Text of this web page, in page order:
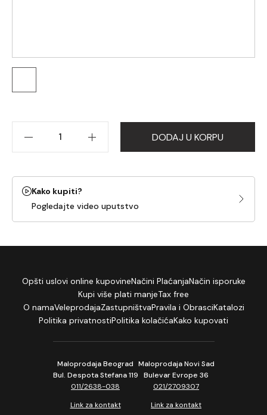
DODAJ U KORPU
Kako kupiti?
Pogledajte video uputstvo
Opšti uslovi online kupovineNačini PlaćanjaNačin isporuke
Kupi više plati manjeTax free
O namaVeleprodajaZastupništvaPravila i ObrasciKatalozi
Politika privatnostiPolitika kolačićaKako kupovati
Maloprodaja Beograd
Bul. Despota Stefana 119
011/2638-038
Link za kontakt
Maloprodaja Novi Sad
Bulevar Evrope 36
021/2709307
Link za kontakt